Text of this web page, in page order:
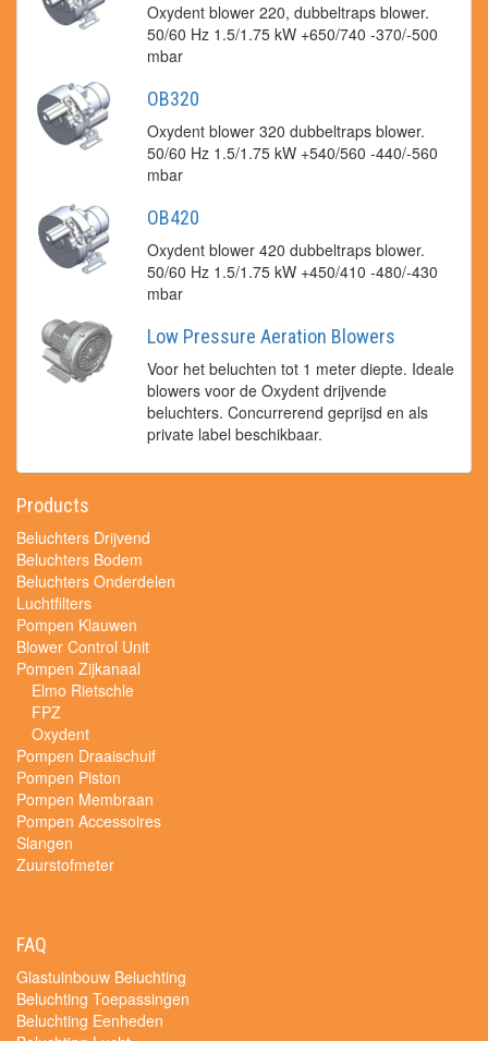
Oxydent blower 220, dubbeltraps blower.
50/60 Hz 1.5/1.75 kW +650/740 -370/-500
mbar
OB320
Oxydent blower 320 dubbeltraps blower.
50/60 Hz 1.5/1.75 kW +540/560 -440/-560
mbar
OB420
Oxydent blower 420 dubbeltraps blower.
50/60 Hz 1.5/1.75 kW +450/410 -480/-430
mbar
Low Pressure Aeration Blowers
Voor het beluchten tot 1 meter diepte. Ideale
blowers voor de Oxydent drijvende
beluchters. Concurrerend geprijsd en als
private label beschikbaar.
Products
Beluchters Drijvend
Beluchters Bodem
Beluchters Onderdelen
Luchtfilters
Pompen Klauwen
Blower Control Unit
Pompen Zijkanaal
Elmo Rietschle
FPZ
Oxydent
Pompen Draaischuif
Pompen Piston
Pompen Membraan
Pompen Accessoires
Slangen
Zuurstofmeter
FAQ
Glastuinbouw Beluchting
Beluchting Toepassingen
Beluchting Eenheden